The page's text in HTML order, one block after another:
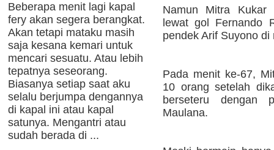
Beberapa menit lagi kapal
fery akan segera berangkat.
Akan tetapi mataku masih
saja kesana kemari untuk
mencari sesuatu. Atau lebih
tepatnya seseorang.
Biasanya setiap saat aku
selalu berjumpa dengannya
di kapal ini atau kapal
satunya. Mengantri atau
sudah berada di ...
Namun Mitra Kukar
lewat gol Fernando
pendek Arif Suyono di
Pada menit ke-67,
10 orang setelah
berseteru dengan
Maulana.